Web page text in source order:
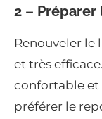
2 – Préparer
Renouveler le
et très
confortable et
préférer le